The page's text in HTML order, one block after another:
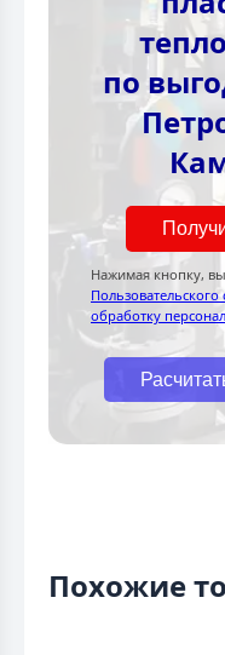
по
Нажимая кнопку,
обработку
Похожие